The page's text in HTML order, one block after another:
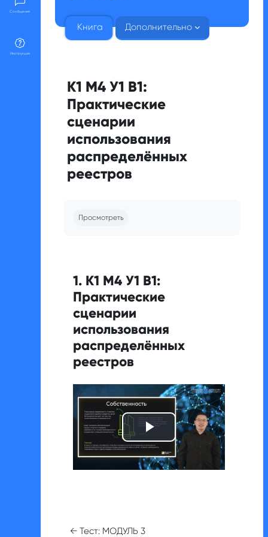
Сообщения
Инструкции
Книга Дополнительно
К1 М4 У1 В1:
Практические
сценарии
использования
распределённых
реестров
Просмотреть
1. К1 М4 У1 В1:
Практические
сценарии
использования
распределённых
реестров
видео
← Тест: МОДУЛЬ 3